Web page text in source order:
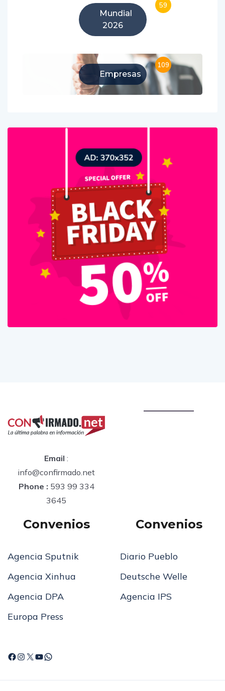
Mundial
2026
59
Empresas
109
Email :
info@confirmado.net
Phone : 593 99 334
3645
Convenios
Agencia Sputnik
Agencia Xinhua
Agencia DPA
Europa Press
Convenios
Diario Pueblo
Deutsche Welle
Agencia IPS